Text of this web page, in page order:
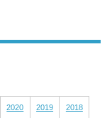
2020 2019 2018